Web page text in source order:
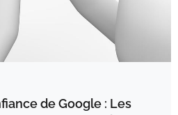
de Google : Les